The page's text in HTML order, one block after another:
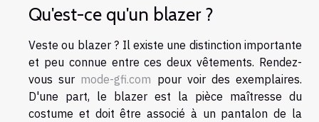
Qu'est-ce qu'un blazer ?
Veste ou blazer ? Il existe une distinction importante
et peu connue entre ces deux vêtements. Rendez-
vous sur mode-gfi.com pour voir des exemplaires.
D'une part, le blazer est la pièce maîtresse du
costume et doit être associé à un pantalon de la